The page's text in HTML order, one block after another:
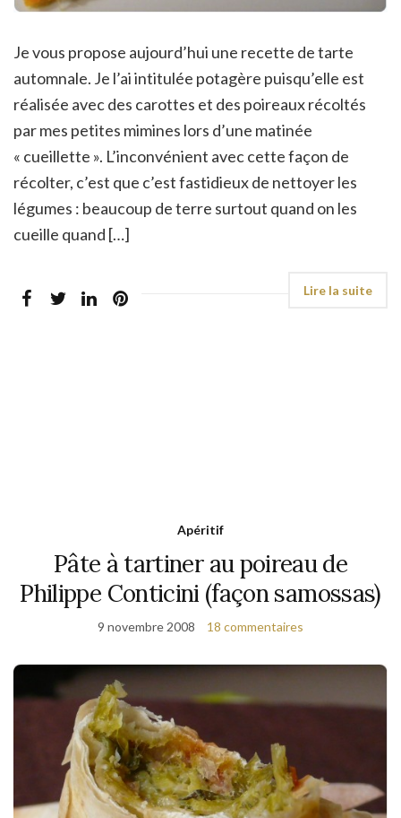
Je vous propose aujourd’hui une recette de tarte
automnale. Je l’ai intitulée potagère puisqu’elle est
réalisée avec des carottes et des poireaux récoltés
par mes petites mimines lors d’une matinée
« cueillette ». L’inconvénient avec cette façon de
récolter, c’est que c’est fastidieux de nettoyer les
légumes : beaucoup de terre surtout quand on les
cueille quand […]
Apéritif
Pâte à tartiner au poireau de
Philippe Conticini (façon samossas)
9 novembre 2008 18 commentaires